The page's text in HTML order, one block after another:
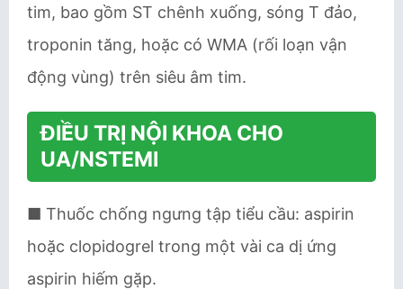
tim, bao gồm ST chênh xuống, sóng T đảo,
troponin tăng, hoặc có WMA (rối loạn vận
động vùng) trên siêu âm tim.
ĐIỀU TRỊ NỘI KHOA CHO
UA/NSTEMI
■ Thuốc chống ngưng tập tiểu cầu: aspirin
hoặc clopidogrel trong một vài ca dị ứng
aspirin hiếm gặp.